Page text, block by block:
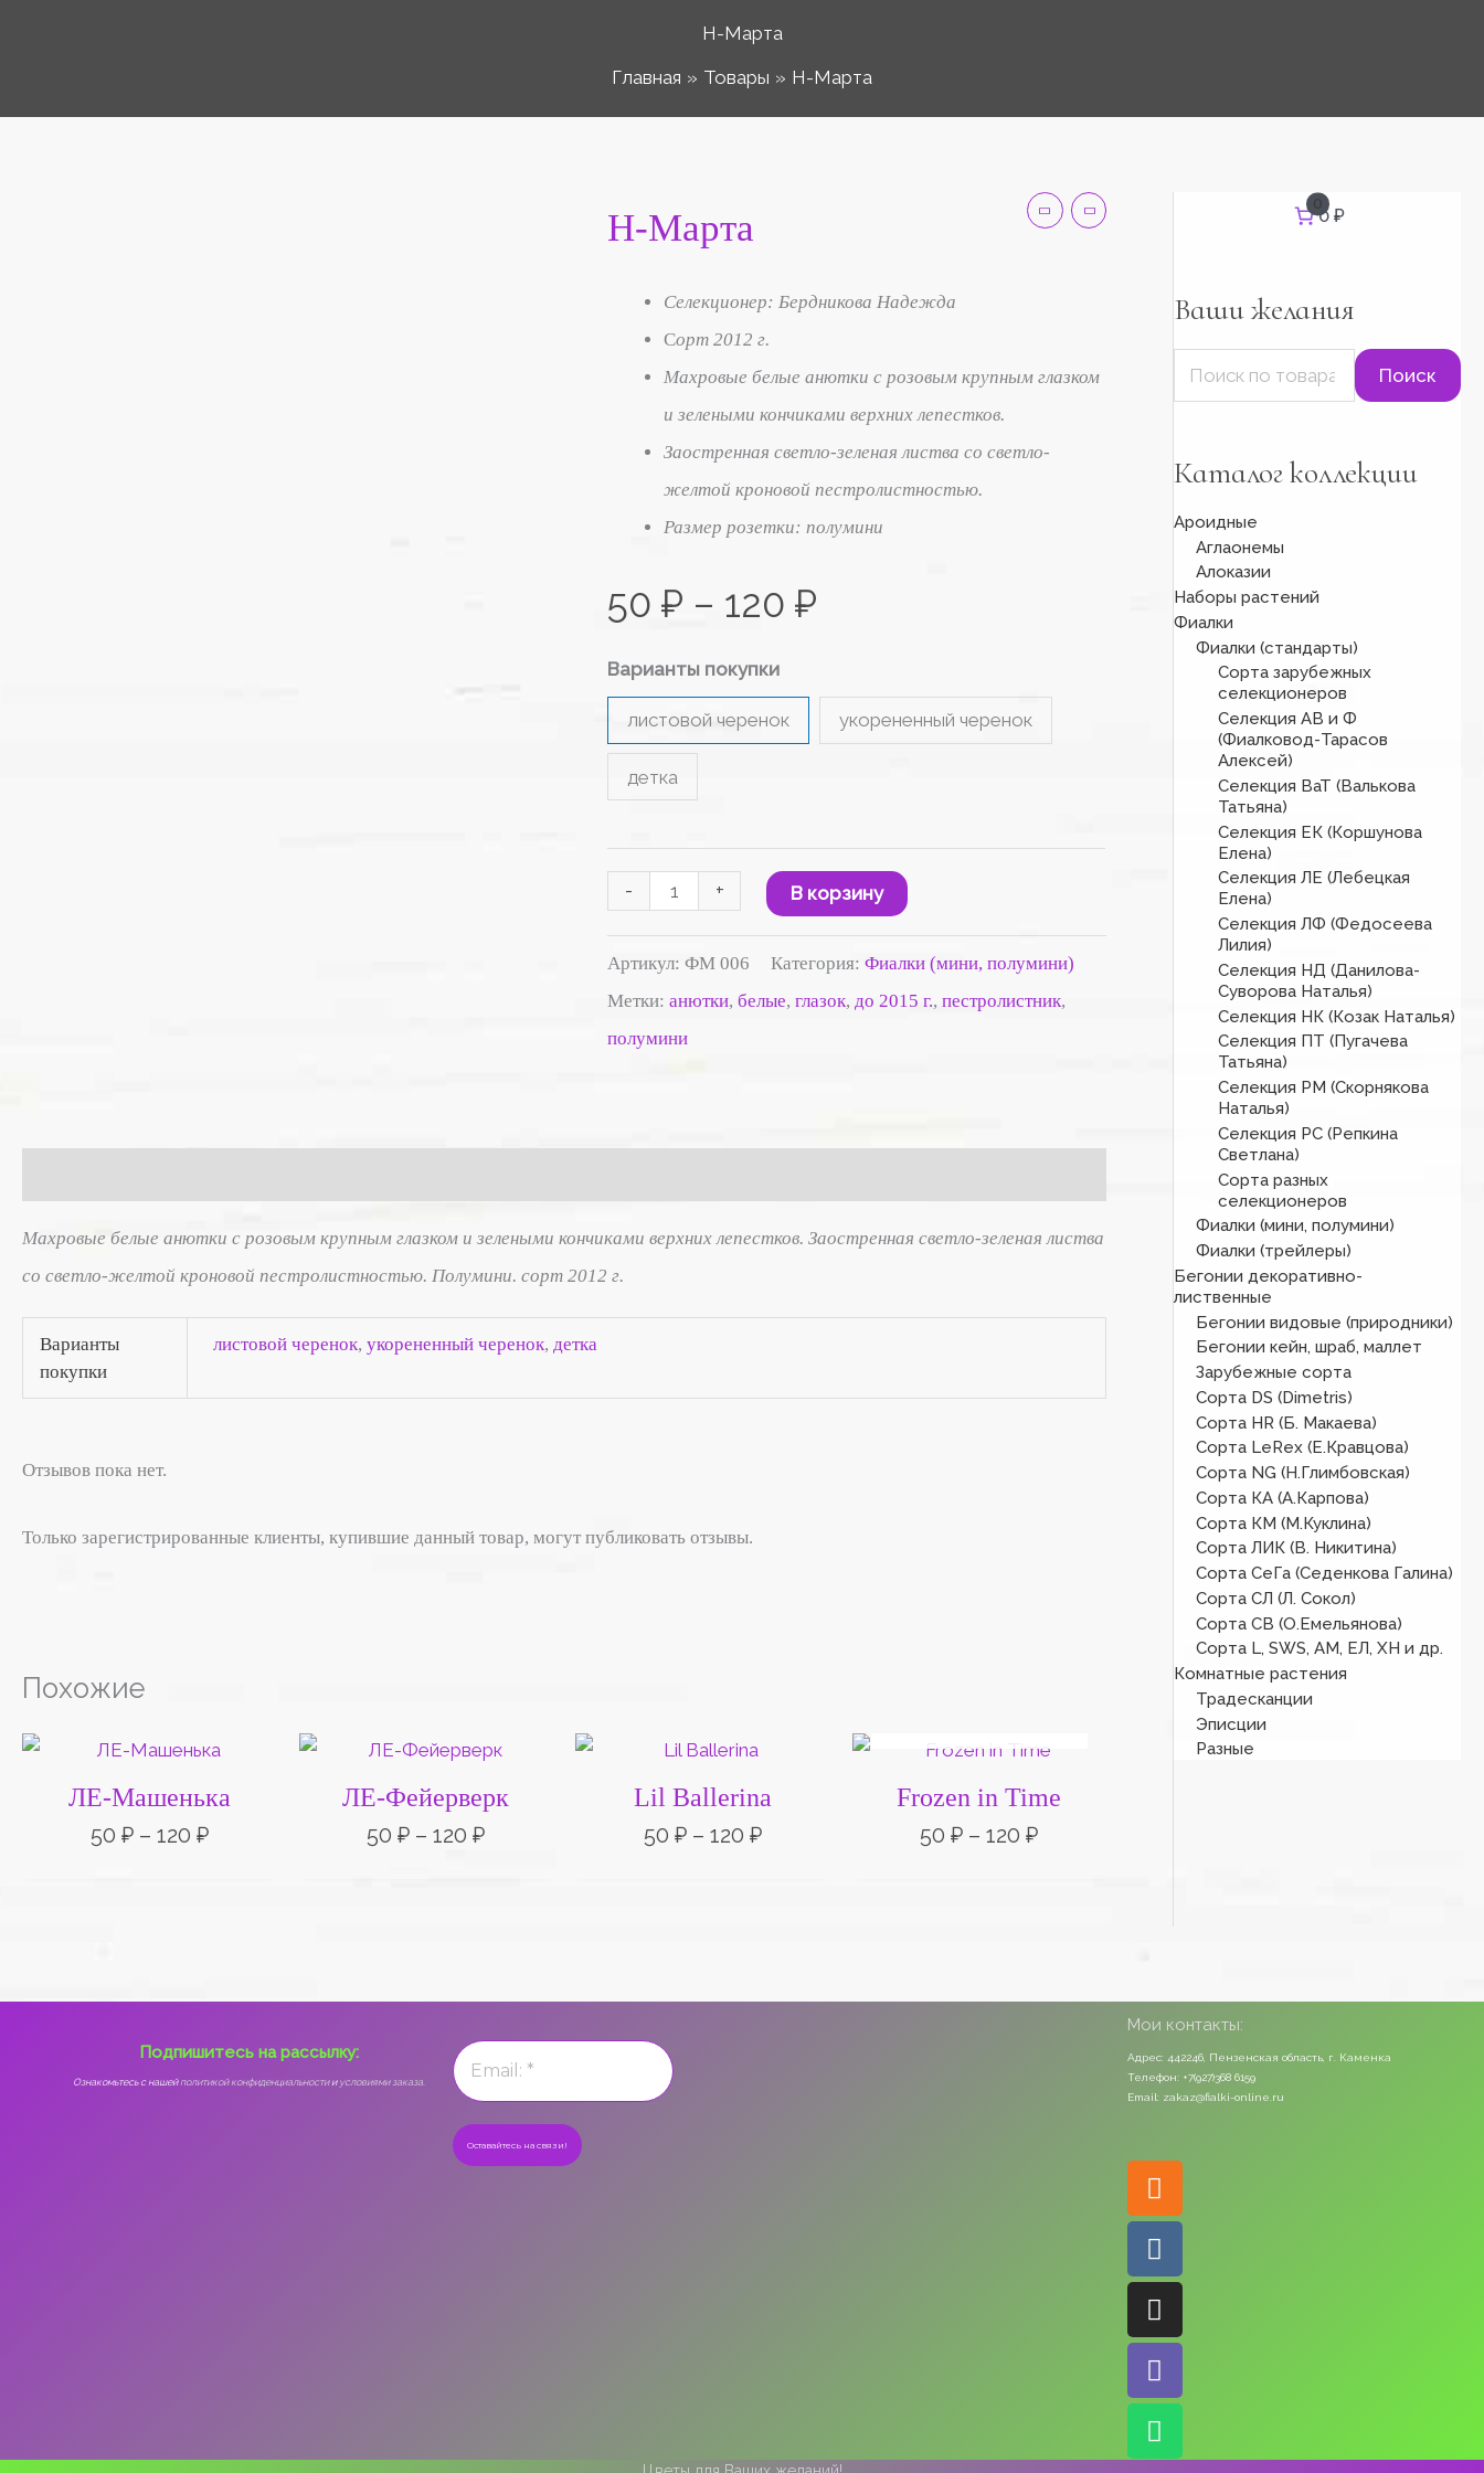
Н-Марта
Главная
Товары Н-Марта
Н-Марта
Селекционер: Бердникова Надежда
Сорт 2012 г.
Махровые белые анютки с розовым крупным глазком
и зелеными кончиками верхних лепестков.
Заостренная светло-зеленая листва со светло-
желтой кроновой пестролистностью.
Размер розетки: полумини
50₽ – 120₽
цен:
50 ₽
–
120 ₽
Варианты покупки
листовой черенок укорененный черенок
детка
-
товара
Марта
+ В корзину
Артикул:ФМ 006 Категория:Фиалки (мини, полумини)
Метки:анютки,белые,глазок,до 2015 г.,пестролистник,
полумини
Махровые белые анютки с розовым крупным глазком и зелеными кончиками верхних лепестков. Заостренная светло-зеленая листва
со светло-желтой кроновой пестролистностью. Полумини. сорт 2012 г.
Варианты
покупки
листовой черенок, укорененный черенок, детка
Отзывов пока нет.
Только зарегистрированные клиенты, купившие данный товар, могут публиковать отзывы.
Похожие
ЛЕ-Машенька
50 ₽ – 120 ₽
Диапазон
50 ₽
–
120 ₽
ЛЕ-Фейерверк
50₽ – 120₽
Диапазон
цен:
50 ₽
–
120 ₽
Lil Ballerina
50 ₽ – 120 ₽
Диапазон
50 ₽
–
120 ₽
Frozen in Time
50₽ – 120₽
Диапазон
50 ₽
–
120 ₽
0
0 ₽
Ваши желания
ь
Поиск
Каталог коллекции
Ароидные
Аглаонемы
Алоказии
Наборы растений
Фиалки
Фиалки (стандарты)
Сорта зарубежных
селекционеров
Селекция АВ и Ф
(Фиалковод-Тарасов
Алексей)
Селекция ВаТ (Валькова
Татьяна)
Селекция ЕК (Коршунова
Елена)
Селекция ЛЕ (Лебецкая
Елена)
Селекция ЛФ (Федосеева
Лилия)
Селекция НД (Данилова-
Суворова Наталья)
Селекция НК (Козак Наталья)
Селекция ПТ (Пугачева
Татьяна)
Селекция РМ (Скорнякова
Наталья)
Селекция РС (Репкина
Светлана)
Сорта разных
селекционеров
Фиалки (мини, полумини)
Фиалки (трейлеры)
Бегонии декоративно-
лиственные
Бегонии видовые (природники)
Бегонии кейн, шраб, маллет
Зарубежные сорта
Сорта DS (Dimetris)
Сорта HR (Б. Макаева)
Сорта LeRex (Е.Кравцова)
Сорта NG (Н.Глимбовская)
Сорта КА (А.Карпова)
Сорта КМ (М.Куклина)
Сорта ЛИК (В. Никитина)
Сорта СеГа (Седенкова Галина)
Сорта СЛ (Л. Сокол)
Сорта СВ (О.Емельянова)
Сорта L, SWS, АМ, ЕЛ, ХН и др.
Комнатные растения
Традесканции
Эписции
Разные
Подпишитесь на рассылку:
Ознакомьтесь с нашей политикой конфиденциальностии условиями заказа.
Мои контакты:
Адрес: 442246, Пензенская область, г. Каменка
Телефон: +7(927)368 6159
Email: zakaz@fialki-online.ru
Odnoklassniki
Vk
Instagram
Viber
Whatsapp